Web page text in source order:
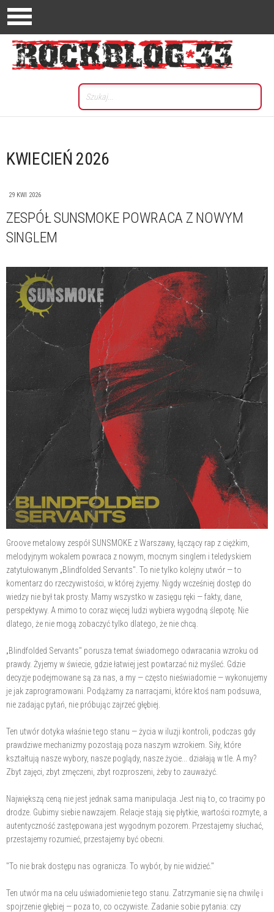
KWIECIEŃ 2026
29 KWI 2026
ZESPÓŁ SUNSMOKE POWRACA Z NOWYM
SINGLEM
Groove metalowy zespół SUNSMOKE z Warszawy, łączący rap z ciężkim,
melodyjnym wokalem powraca z nowym, mocnym singlem i teledyskiem
zatytułowanym „Blindfolded Servants". To nie tylko kolejny utwór — to
komentarz do rzeczywistości, w której żyjemy. Nigdy wcześniej dostęp do
wiedzy nie był tak prosty. Mamy wszystko w zasięgu ręki — fakty, dane,
perspektywy. A mimo to coraz więcej ludzi wybiera wygodną ślepotę. Nie
dlatego, że nie mogą zobaczyć tylko dlatego, że nie chcą.
„Blindfolded Servants" porusza temat świadomego odwracania wzroku od
prawdy. Żyjemy w świecie, gdzie łatwiej jest powtarzać niż myśleć. Gdzie
decyzje podejmowane są za nas, a my — często nieświadomie — wykonujemy
je jak zaprogramowani. Podążamy za narracjami, które ktoś nam podsuwa,
nie zadając pytań, nie próbując zajrzeć głębiej.
Ten utwór dotyka właśnie tego stanu — życia w iluzji kontroli, podczas gdy
prawdziwe mechanizmy pozostają poza naszym wzrokiem. Siły, które
kształtują nasze wybory, nasze poglądy, nasze życie... działają w tle. A my?
Zbyt zajęci, zbyt zmęczeni, zbyt rozproszeni, żeby to zauważyć.
Największą ceną nie jest jednak sama manipulacja. Jest nią to, co tracimy po
drodze. Gubimy siebie nawzajem. Relacje stają się płytkie, wartości rozmyte, a
autentyczność zastępowana jest wygodnym pozorem. Przestajemy słuchać,
przestajemy rozumieć, przestajemy być obecni.
"To nie brak dostępu nas ogranicza. To wybór, by nie widzieć."
Ten utwór ma na celu uświadomienie tego stanu. Zatrzymanie się na chwilę i
spojrzenie głębiej — poza to, co oczywiste. Zadanie sobie pytania: czy